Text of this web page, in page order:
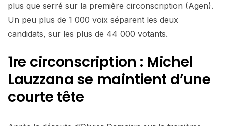
plus que serré sur la première circonscription (Agen).
Un peu plus de 1 000 voix séparent les deux
candidats, sur les plus de 44 000 votants.
1re circonscription : Michel
Lauzzana se maintient d’une
courte tête